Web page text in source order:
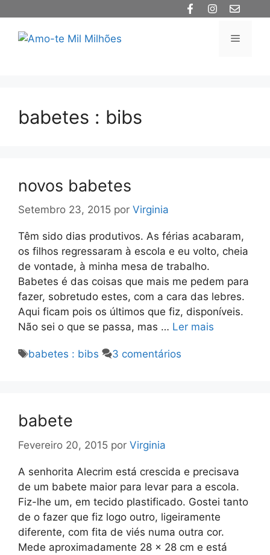
Menu
babetes : bibs
novos babetes
Setembro 23, 2015 por Virginia
Têm sido dias produtivos. As férias acabaram,
os filhos regressaram à escola e eu volto, cheia
de vontade, à minha mesa de trabalho.
Babetes é das coisas que mais me pedem para
fazer, sobretudo estes, com a cara das lebres.
Aqui ficam pois os últimos que fiz, disponíveis.
Não sei o que se passa, mas … Ler mais
Etiquetas
babetes : bibs 3 comentários
babete
Fevereiro 20, 2015 por Virginia
A senhorita Alecrim está crescida e precisava
de um babete maior para levar para a escola.
Fiz-lhe um, em tecido plastificado. Gostei tanto
de o fazer que fiz logo outro, ligeiramente
diferente, com fita de viés numa outra cor.
Mede aproximadamente 28 x 28 cm e está